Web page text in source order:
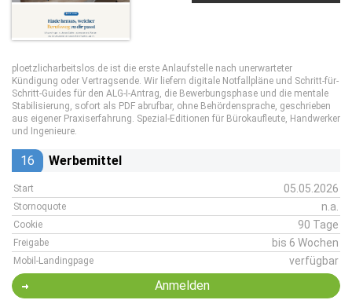
ploetzlicharbeitslos.de ist die erste Anlaufstelle nach unerwarteter
Kündigung oder Vertragsende. Wir liefern digitale Notfallpläne und Schritt-für-
Schritt-Guides für den ALG-I-Antrag, die Bewerbungsphase und die mentale
Stabilisierung, sofort als PDF abrufbar, ohne Behördensprache, geschrieben
aus eigener Praxiserfahrung. Spezial-Editionen für Bürokaufleute, Handwerker
und Ingenieure.
16 Werbemittel
Start 05.05.2026
Stornoquote n.a.
Cookie 90 Tage
Freigabe bis 6 Wochen
Mobil-Landingpage verfügbar
Anmelden